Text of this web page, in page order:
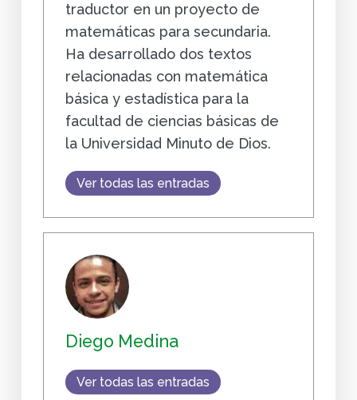
traductor en un proyecto de
matemáticas para secundaria.
Ha desarrollado dos textos
relacionadas con matemática
básica y estadística para la
facultad de ciencias básicas de
la Universidad Minuto de Dios.
Ver todas las entradas
Diego Medina
Ver todas las entradas